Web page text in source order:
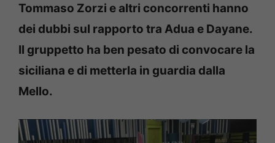
Tommaso Zorzi e altri concorrenti hanno
dei dubbi sul rapporto tra Adua e Dayane.
Il gruppetto ha ben pesato di convocare la
siciliana e di metterla in guardia dalla
Mello.